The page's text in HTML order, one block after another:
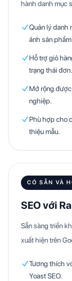
hành danh mục
Quản lý danh
ảnh sản
Hỗ trợ giỏ
trạng thái đơn.
Mở rộng
nghiệp.
Phù hợp cho
thiệu mẫu.
CÓ SẴN VÀ
SEO với
Sẵn sàng triển
xuất hiện trên
Tương thích
Yoast SEO.